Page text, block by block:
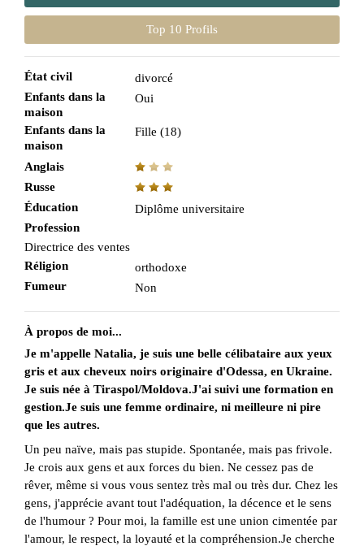
Top 10 Profils
État civil
divorcé
Enfants dans la
maison
Oui
Enfants dans la
maison
Fille (18)
Anglais
Russe
Éducation
Diplôme universitaire
Profession
Directrice des ventes
Réligion
orthodoxe
Fumeur
Non
À propos de moi...
Je m'appelle Natalia, je suis une belle célibataire aux yeux
gris et aux cheveux noirs originaire d'Odessa, en Ukraine.
Je suis née à Tiraspol/Moldova.J'ai suivi une formation en
gestion.Je suis une femme ordinaire, ni meilleure ni pire
que les autres.
Un peu naïve, mais pas stupide. Spontanée, mais pas frivole.
Je crois aux gens et aux forces du bien. Ne cessez pas de
rêver, même si vous vous sentez très mal ou très dur. Chez les
gens, j'apprécie avant tout l'adéquation, la décence et le sens
de l'humour ? Pour moi, la famille est une union cimentée par
l'amour, le respect, la loyauté et la compréhension.Je cherche